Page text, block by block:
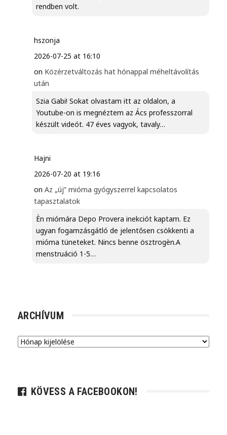
rendben volt.
hszonja
2026-07-25 at 16:10
on Közérzetváltozás hat hónappal méheltávolítás
után
Szia Gabi! Sokat olvastam itt az oldalon, a
Youtube-on is megnéztem az Ács professzorral
készült videót. 47 éves vagyok, tavaly…
Hajni
2026-07-20 at 19:16
on Az „új” mióma gyógyszerrel kapcsolatos
tapasztalatok
Èn miómára Depo Provera inekciót kaptam. Ez
ugyan fogamzásgátló de jelentősen csökkenti a
mióma tüneteket. Nincs benne ösztrogèn.A
menstruáció 1-5…
ARCHÍVUM
Archívum
KÖVESS A FACEBOOKON!